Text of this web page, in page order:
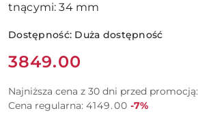
tnącymi: 34 mm
Dostępność: Duża dostępność
Cena:
3849.00
Najniższa cena z 30 dni przed promocją:
Cena regularna: 4149.00 Rabat:
-7%